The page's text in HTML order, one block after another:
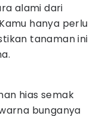
alami dari
hanya perlu
tanaman ini
hias semak
bunganya